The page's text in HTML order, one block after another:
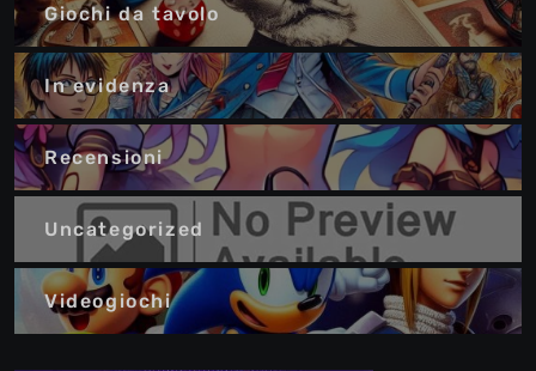
Giochi da tavolo
In evidenza
Recensioni
Uncategorized
Videogiochi